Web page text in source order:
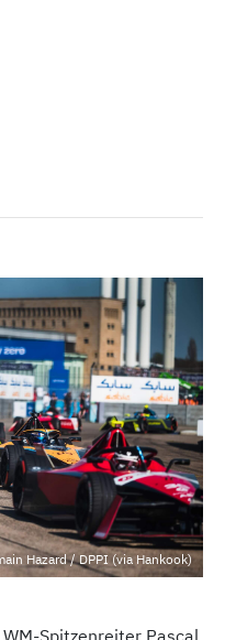
Hazard / DPPI (via Hankook)